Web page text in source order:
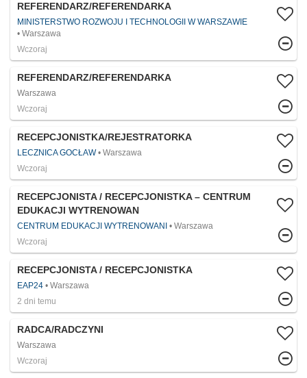
REFERENDARZ/REFERENDARKA
MINISTERSTWO ROZWOJU I TECHNOLOGII W WARSZAWIE
Warszawa
Wczoraj
REFERENDARZ/REFERENDARKA
Warszawa
Wczoraj
RECEPCJONISTKA/REJESTRATORKA
LECZNICA GOCŁAW
Warszawa
Wczoraj
RECEPCJONISTA / RECEPCJONISTKA – CENTRUM
EDUKACJI WYTRENOWAN
CENTRUM EDUKACJI WYTRENOWANI
Warszawa
Wczoraj
RECEPCJONISTA / RECEPCJONISTKA
EAP24
Warszawa
2 dni temu
RADCA/RADCZYNI
Warszawa
Wczoraj